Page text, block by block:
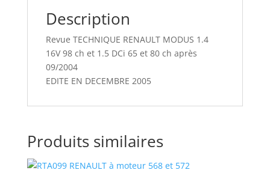
Description
Revue TECHNIQUE RENAULT MODUS 1.4
16V 98 ch et 1.5 DCi 65 et 80 ch après
09/2004
EDITE EN DECEMBRE 2005
Produits similaires